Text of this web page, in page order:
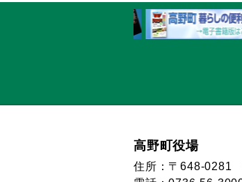
高野町役場
住所：〒648-0281